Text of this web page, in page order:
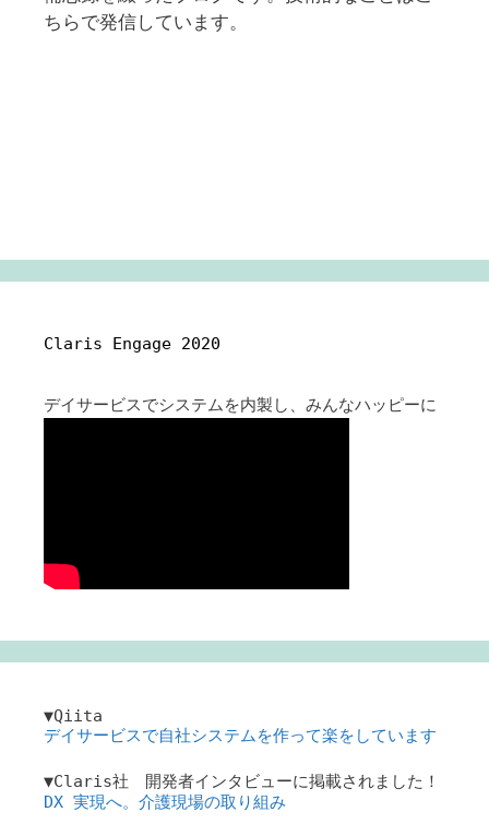
ちらで発信しています。
Claris Engage 2020
デイサービスでシステムを内製し、みんなハッピーに
▼Qiita
デイサービスで自社システムを作って楽をしています
▼Claris社 開発者インタビューに掲載されました！
DX 実現へ。介護現場の取り組み